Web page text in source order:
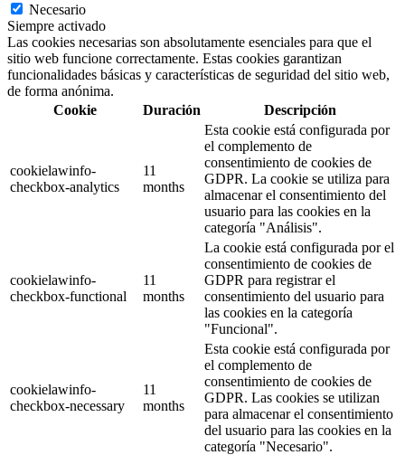
Necesario
Siempre activado
Las cookies necesarias son absolutamente esenciales para que el
sitio web funcione correctamente. Estas cookies garantizan
funcionalidades básicas y características de seguridad del sitio web,
de forma anónima.
Cookie
Duración Descripción
cookielawinfo-
checkbox-analytics
11
months
Esta cookie está configurada por
el complemento de
consentimiento de cookies de
GDPR. La cookie se utiliza para
almacenar el consentimiento del
usuario para las cookies en la
categoría "Análisis".
cookielawinfo-
checkbox-functional
11
months
La cookie está configurada por el
consentimiento de cookies de
GDPR para registrar el
consentimiento del usuario para
las cookies en la categoría
"Funcional".
cookielawinfo-
checkbox-necessary
11
months
Esta cookie está configurada por
el complemento de
consentimiento de cookies de
GDPR. Las cookies se utilizan
para almacenar el consentimiento
del usuario para las cookies en la
categoría "Necesario".